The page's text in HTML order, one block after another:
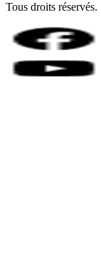
Tous droits réservés.